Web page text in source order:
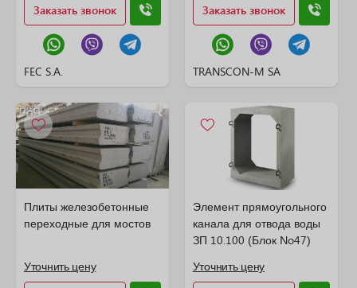
Заказать звонок
FEC S.A.
Заказать звонок
TRANSCON-M SA
Плиты железобетонные
переходные для мостов
Уточнить цену
Элемент прямоугольного
канала для отвода воды
ЗП 10.100 (Блок No47)
Уточнить цену